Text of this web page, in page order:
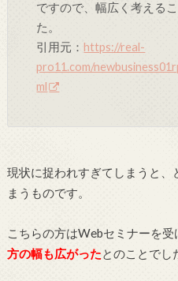
ですので、幅広く考える
た。
引用元： https://real-
pro11.com/
ml
現状に捉われすぎてしまうと、
まうものです。
こちらの方はWebセミナーを受
方の幅も広がったとのことでし